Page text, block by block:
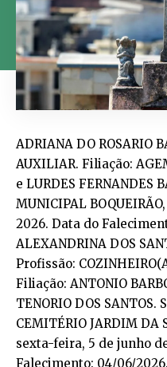
ADRIANA DO ROSARIO BANQUES, 56 ano(s). Profissão: AUXILIAR. Filiação: AGEMIRO DO ROSARIO BANQUES e LURDES FERNANDES BANQUES. Sepultamento: MUNICIPAL BOQUEIRÃO, sexta-feira, 5 de junho de 2026. Data do Falecimento: 04/06/2026. ALEXANDRINA DOS SANTOS BILOW, 81 ano(s). Profissão: COZINHEIRO(A). Cônjuge: DIRCEU BILOW. Filiação: ANTONIO BARBOSA DOS SANTOS e EVA TENORIO DOS SANTOS. Sepultamento: (CURITIBA) CEMITÉRIO JARDIM DA SAUDADE – CURITIBA, sexta-feira, 5 de junho de 2026 às 16:00h. Data do Falecimento: 04/06/2026. ALVINO DE JESUS SILVA, 69 ano(s). Profissão: PORTEIRO(A). Cônjuge: ROSA MARIA DA SUILVA. Filiação: ANTONIO DE JESUS SILVA e VITALINA PETRONILIA DA SILVA. Sepultamento: (CURITIBA) VERTICAL, sexta-feira, 5 de junho de 2026 às 16:00h. Data do Falecimento: 04/06/2026. ANTONIO QUIRINO DE FREITAS, 84 ano(s). Profissão: PORTEIRO(A). Filiação: MARIANO QUIRINO DE FREITAS e ARLINDA QUIRINO DE FREITAS. Sepultamento: (CURITIBA) VERTICAL, sexta-feira, 5 de junho de 2026. Data do Falecimento: 04/06/2026. AYTORN CASTAGNOLI, 92 ano(s). Profissão: ENGENHEIRO(A) CIVIL. Cônjuge: INEZ AUGUSTIN CASTAGNOLI. Filiação: VERGILIO CASTAGNOLI e IDALIA RIKONSKI CASTAGNOLI. Sepultamento: (CAMPO LARGO) CEMITÉRIO MUNICIPAL DE CAMPO LARGO, sexta-feira, 5 de junho de 2026. Data do Falecimento: 04/06/2026. CARLOS ALBERTO ROCHA, 66 ano(s). Profissão: AUXILIAR CONTABILIDADE. Filiação: MOACIR FIDELIS DA ROCHA e HELDA MORO DA ROCHA. Sepultamento: (PINHAIS) CREMATÓRIO JARDIM DA SAUDADE, sexta-feira, 5 de junho de 2026 às 17:00h. Data do Falecimento: 04/06/2026. CLAUDEMIR DOS SANTOS FAUSTINO, 43 ano(s). Profissão: AUTONOMO. Filiação: PAULO FAUSTINO e LUZIA DOS SSANTOS FAUSTINO. Sepultamento: (CAMPO LARGO) CEMITÉRIO FERRARIA, sexta-feira, 5 de junho de 2026 às 16:00h. Data do Falecimento: 04/06/2026. DAGOBERTO BUNICK, 66 ano(s). Profissão: AUTONOMO. Filiação: BERNARDO BUNICK e IVETE MACIEL BUNICK. Sepultamento: (S.J.DOS PINHAIS) CEMITÉRIO PQ SR DO BONFIM, quinta-feira, 4 de junho de 2026 às 16:30h. Data do Falecimento: 04/06/2026. DIRCEU PADILHA, 74 ano(s). Profissão: VENDEDOR(A). Cônjuge: ROSELI RAMOS PADILHA. Filiação: FRANCISCO AFONSO PADILHA e ANESIA ALVES PADILHA. Sepultamento: MUNICIPAL ÁGUA VERDE, sexta-feira, 5 de junho de 2026 às 15:00h. Data do Falecimento: 04/06/2026. DULIRIA FERNANDES, 81 ano(s). Cônjuge: JOAO CALIXTO FERNANEES. Filiação: JOAO BATISTA e MARIA EUGENIA MOREIRA. Sepultamento: (CURITIBA) VERTICAL, quinta-feira, 4 de junho de 2026 às 17:00h. Data do Falecimento: 04/06/2026. EDELHART SERAPIAO PFAFFENZELLER, 89 ano(s). Profissão: COMERCIANTE. Filiação: LUDOLFO ALVO PFAFFENZELLER e ROSA SOARES PFAFFENZELLER. Sepultamento: (CURITIBA) PARQUE IGUAÇU, sexta-feira, 5 de junho de 2026. Data do Falecimento: 04/06/2026. EDISON NAVA DE ASSIS, 65 ano(s). Profissão: MESTRE OBRAS. Cônjuge: MARIA JOSE DIAS NAVA DE ASSIS. Filiação: ANTONIO BUENO DE ASSIS e ALINA NAVA. Sepultamento: MUNICIPAL SANTA CANDIDA, sábado, 6 de junho de 2026 às 11:00h. Data do Falecimento: 04/06/2026. EDITE NATEL MENEGUSSO, 89 ano(s). Profissão: PROFESSOR(A). Cônjuge: DARCY MENEGUSSO. Filiação: JOAQUIM ALVES NATEL e ANTONIA SEIXAS ALVES NATEL. Sepultamento: MUNICIPAL SÃO FRANCISCO DE PAULA, sexta-feira, 5 de junho de 2026 às 10:00h. Data do Falecimento: 04/06/2026. ESTANISLAU KLAINA, 87 ano(s). Profissão: AGRICULTOR. Cônjuge: HELENA KLAINA. Filiação: JACOB KLAINA e ANGELICA KLAINA. Sepultamento: (CURITIBA) CEMITÉRIO PAROQUIAL ABRANCHES, sexta-feira, 5 de junho de 2026 às 16:30h. Data do Falecimento: 04/06/2026. GABRIEL DA COSTA SILVERIO, 33 ano(s). Profissão: GARÇOM. Filiação: SANDRO APARECIDO SILVEIRA e KATIA ADRIANA DA COSTA. Sepultamento: (CURITIBA) PAROQUIAL SANTA FELICIDADE, sexta-feira, 5 de junho de 2026 às 11:30h. Data do Falecimento: 04/06/2026. IVONE FORMANSKI ALBACH RODRIGUES, 71 ano(s). Profissão: GOVERNANTA. Cônjuge: VILMAR RODRIGUES. Filiação: EWALDO ALBACH e JULIA FORMANSKI ALBACH. Sepultamento: (S.J.DOS PINHAIS) CEMITERIO PEDRO FUSS, sexta-feira, 5 de junho de 2026 às 14:00h. Data do Falecimento: 05/06/2026. JACY TEREZA CARPOVICZ DE OLIVEIRA, 84 ano(s). Profissão: DO LAR. Cônjuge: RAFAEL ESTANISLAU DE OLIVEIRA. Filiação: ROMAO CARPOVICZ e CECILIA CARPOVICZ. Sepultamento: MUNICIPAL ÁGUA VERDE, sexta-feira, 5 de junho de 2026 às 17:00h. Data do Falecimento: 05/06/2026. JARBE CASSOU, 55 ano(s). Profissão: DESPACHANTE. Cônjuge: CAROLINE GELASCO GASPARIN CASSOU. Filiação: JOAO FELIPPE DAMASCENO CASSOU e MARIA VERA